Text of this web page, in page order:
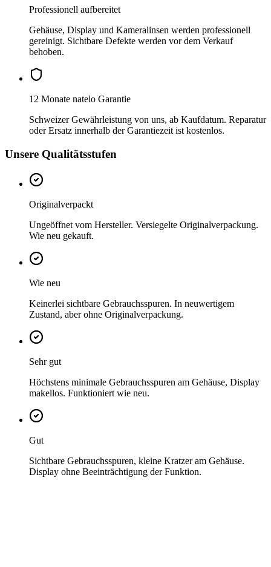
Professionell aufbereitet
Gehäuse, Display und Kameralinsen werden professionell
gereinigt. Sichtbare Defekte werden vor dem Verkauf
behoben.
12 Monate natelo Garantie
Schweizer Gewährleistung von uns, ab Kaufdatum. Reparatur
oder Ersatz innerhalb der Garantiezeit ist kostenlos.
Unsere Qualitätsstufen
Originalverpackt
Ungeöffnet vom Hersteller. Versiegelte Originalverpackung.
Wie neu gekauft.
Wie neu
Keinerlei sichtbare Gebrauchsspuren. In neuwertigem
Zustand, aber ohne Originalverpackung.
Sehr gut
Höchstens minimale Gebrauchsspuren am Gehäuse, Display
makellos. Funktioniert wie neu.
Gut
Sichtbare Gebrauchsspuren, kleine Kratzer am Gehäuse.
Display ohne Beeinträchtigung der Funktion.